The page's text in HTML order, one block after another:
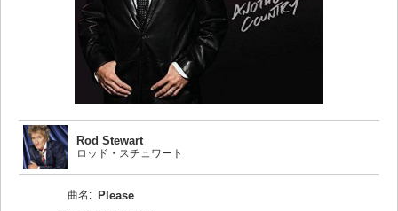
Rod Stewart
ロッド・スチュワート
曲名: Please